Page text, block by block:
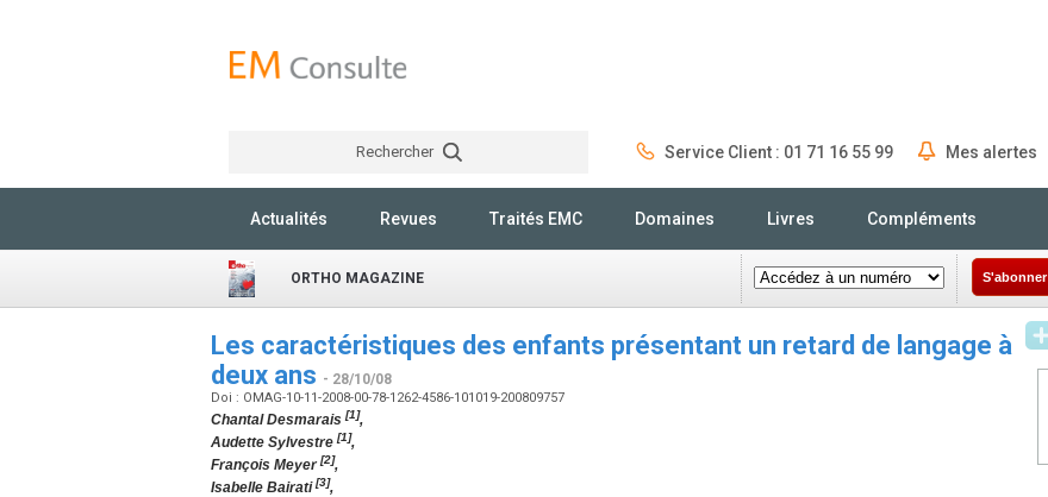
Rechercher Service Client : 01 71 16 55 99 Mes alertes
Actualités Revues Traités EMC Domaines Livres Compléments
ORTHO MAGAZINE S'abonner
Les caractéristiques des enfants présentant un retard de langage à
deux ans - 28/10/08
Doi : OMAG-10-11-2008-00-78-1262-4586-101019-200809757
Chantal Desmarais [1],
Audette Sylvestre [1],
François Meyer[2],
Isabelle Bairati[3],